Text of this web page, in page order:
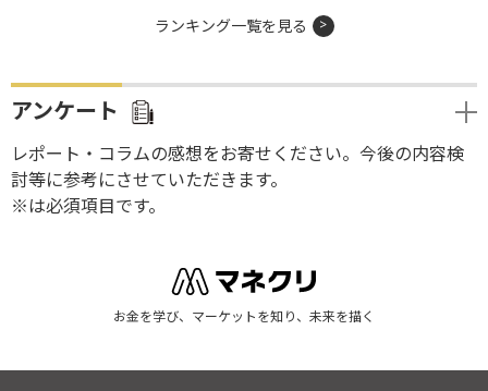
ランキング一覧を見る
アンケート
レポート・コラムの感想をお寄せください。今後の内容検
討等に参考にさせていただきます。
※は必須項目です。
お金を学び、マーケットを知り、未来を描く